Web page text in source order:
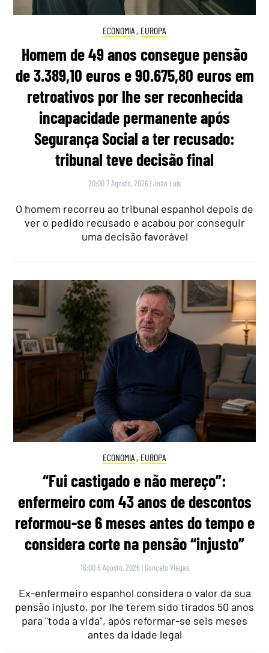
ECONOMIA , EUROPA
Homem de 49 anos consegue pensão
de 3.389,10 euros e 90.675,80 euros em
retroativos por lhe ser reconhecida
incapacidade permanente após
Segurança Social a ter recusado:
tribunal teve decisão final
20:00 7 Agosto, 2026 |João Luís
O homem recorreu ao tribunal espanhol depois de
ver o pedido recusado e acabou por conseguir
uma decisão favorável
ECONOMIA , EUROPA
“Fui castigado e não mereço”:
enfermeiro com 43 anos de descontos
reformou-se 6 meses antes do tempo e
considera corte na pensão “injusto”
16:00 6 Agosto, 2026 | Gonçalo Viegas
Ex-enfermeiro espanhol considera o valor da sua
pensão injusto, por lhe terem sido tirados 50 anos
para "toda a vida", após reformar-se seis meses
antes da idade legal